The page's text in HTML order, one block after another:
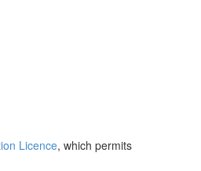
Licence, which permits